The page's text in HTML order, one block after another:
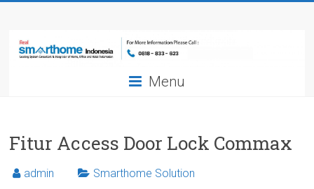
Smarthome
Indonesia
&
Integrator
of
Menu
Fitur Access Door Lock Commax
admin Smarthome Solution